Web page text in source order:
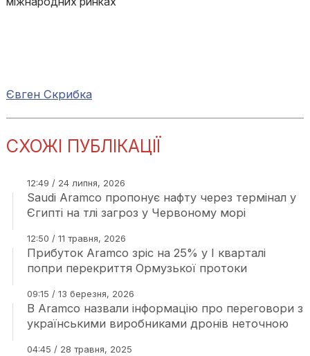
Євген Скрибка
СХОЖІ ПУБЛІКАЦІЇ
12:49 / 24 липня, 2026
Saudi Aramco пропонує нафту через термінал у
Єгипті на тлі загроз у Червоному морі
12:50 / 11 травня, 2026
Прибуток Aramco зріс на 25% у І кварталі
попри перекриття Ормузької протоки
09:15 / 13 березня, 2026
В Aramco назвали інформацію про переговори з
українськими виробниками дронів неточною
04:45 / 28 травня, 2025